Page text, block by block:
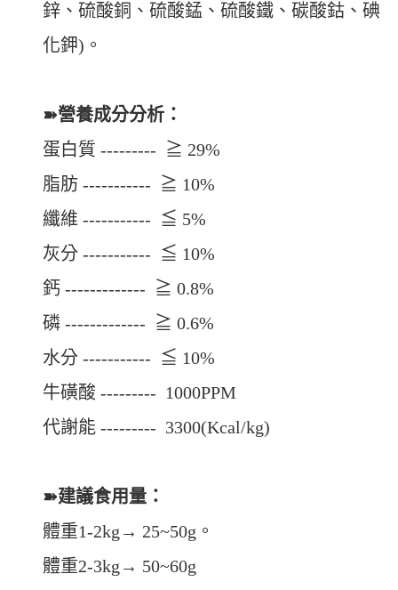
鋅、硫酸銅、硫酸錳、硫酸鐵、碳酸鈷、碘
化鉀)。
➽營養成分分析：
蛋白質 --------- ≧ 29%
脂肪 ----------- ≧ 10%
纖維 ----------- ≦ 5%
灰分 ----------- ≦ 10%
鈣 ------------- ≧ 0.8%
磷 ------------- ≧ 0.6%
水分 ----------- ≦ 10%
牛磺酸 --------- 1000PPM
代謝能 --------- 3300(Kcal/kg)
➽建議食用量：
體重1-2kg→ 25~50g。
體重2-3kg→ 50~60g